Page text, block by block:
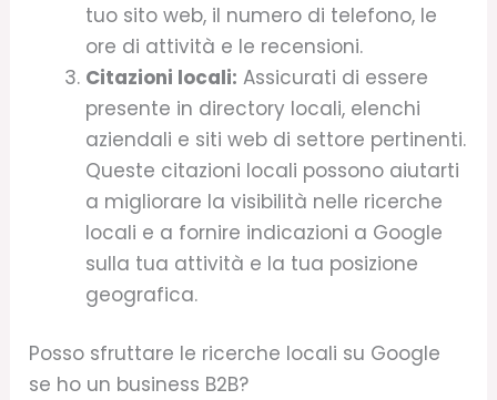
tuo sito web, il numero di telefono, le
ore di attività e le recensioni.
Citazioni locali: Assicurati di essere
presente in directory locali, elenchi
aziendali e siti web di settore pertinenti.
Queste citazioni locali possono aiutarti
a migliorare la visibilità nelle ricerche
locali e a fornire indicazioni a Google
sulla tua attività e la tua posizione
geografica.
Posso sfruttare le ricerche locali su Google
se ho un business B2B?